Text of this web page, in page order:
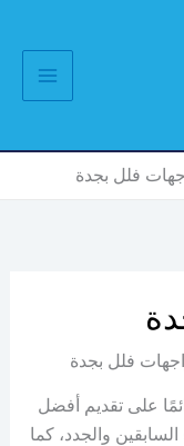
فلل بجدة
فلل بجدة
على تقديم أفضل
والجدد، كما